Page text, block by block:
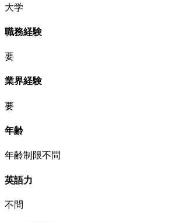
大学
職務経験
要
業界経験
要
年齢
年齢制限不問
英語力
不問